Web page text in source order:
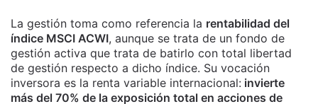
La gestión toma como referencia la rentabilidad del
índice MSCI ACWI, aunque se trata de un fondo de
gestión activa que trata de batirlo con total libertad
de gestión respecto a dicho índice. Su vocación
inversora es la renta variable internacional: invierte
más del 70% de la exposición total en acciones de